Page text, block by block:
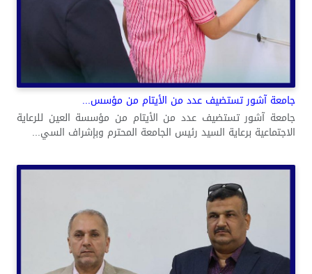
جامعة آشور تستضيف عدد من الأيتام من مؤسس...
جامعة آشور تستضيف عدد من الأيتام من مؤسسة العين للرعاية
الاجتماعية برعاية السيد رئيس الجامعة المحترم وبإشراف السي...